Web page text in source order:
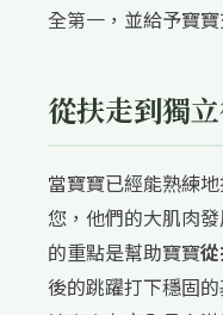
全第一，並給予寶
從扶走到獨
當寶寶已經能熟練
您，他們的大肌肉
的重點是幫助寶寶
後的跳躍打下穩固